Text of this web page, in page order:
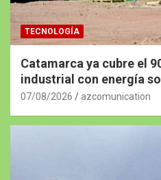
TECNOLOGÍA
Catamarca ya cubre el
industrial con energía
07/08/2026 azcomunication